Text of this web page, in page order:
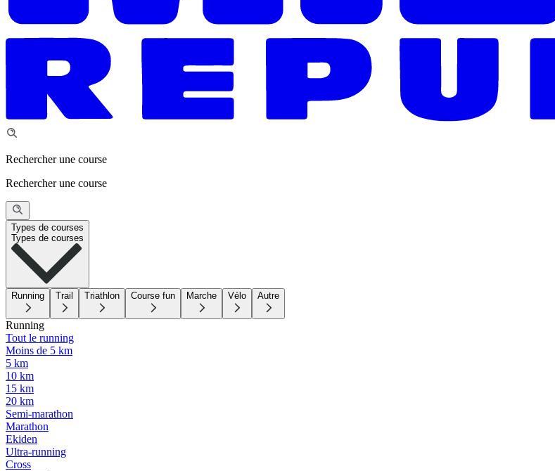
Rechercher une course
Rechercher une course
Types de courses
Types de courses
Running Trail Triathlon Course fun Marche Vélo Autre
Running
Tout le running
Moins de 5 km
5 km
10 km
15 km
20 km
Semi-marathon
Marathon
Ekiden
Ultra-running
Cross